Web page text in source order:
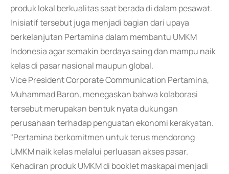
produk lokal berkualitas saat berada di dalam pesawat.
Inisiatif tersebut juga menjadi bagian dari upaya
berkelanjutan Pertamina dalam membantu UMKM
Indonesia agar semakin berdaya saing dan mampu naik
kelas di pasar nasional maupun global.
Vice President Corporate Communication Pertamina,
Muhammad Baron, menegaskan bahwa kolaborasi
tersebut merupakan bentuk nyata dukungan
perusahaan terhadap penguatan ekonomi kerakyatan.
"Pertamina berkomitmen untuk terus mendorong
UMKM naik kelas melalui perluasan akses pasar.
Kehadiran produk UMKM di booklet maskapai menjadi